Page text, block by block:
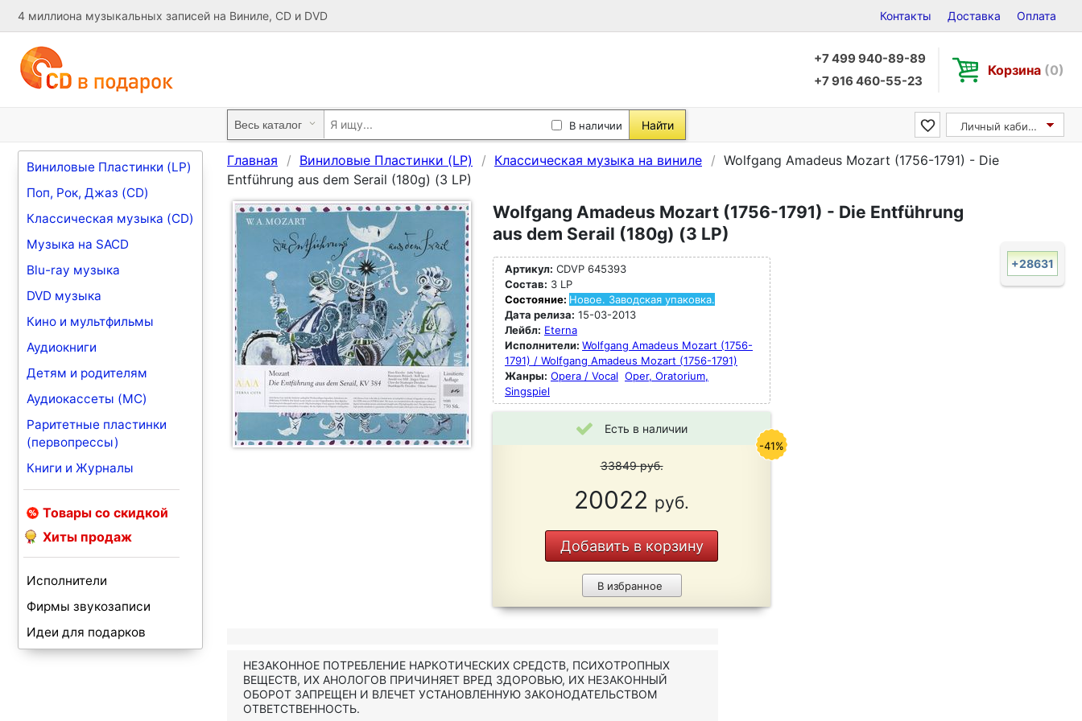
4 миллиона музыкальных записей на Виниле, CD и DVD Контакты Доставка Оплата
+7 499 940-89-89
+7 916 460-55-23
Корзина (0)
В наличии Найти Личный кабинет
Виниловые Пластинки (LP)
Поп, Рок, Джаз (CD)
Классическая музыка (CD)
Музыка на SACD
Blu-ray музыка
DVD музыка
Кино и мультфильмы
Аудиокниги
Детям и родителям
Аудиокассеты (MC)
Раритетные пластинки
(первопрессы)
Книги и Журналы
Товары со скидкой
Хиты продаж
Исполнители
Фирмы звукозаписи
Идеи для подарков
Главная Виниловые Пластинки (LP) Классическая музыка на виниле
Wolfgang Amadeus Mozart (1756-1791) - Die
Entführung aus dem Serail (180g) (3 LP)
Wolfgang Amadeus Mozart (1756-1791) - Die Entführung
aus dem Serail (180g) (3 LP)
Артикул: CDVP 645393
Состав: 3 LP
Состояние: Новое. Заводская упаковка.
Дата релиза: 15-03-2013
Лейбл: Eterna
Исполнители: Wolfgang Amadeus Mozart (1756-
1791) / Wolfgang Amadeus Mozart (1756-1791)
Жанры: Opera / Vocal Oper, Oratorium,
Singspiel
Есть в наличии
33849руб.
20022 руб.
Добавить в корзину
В избранное
-41%
+28631
НЕЗАКОННОЕ ПОТРЕБЛЕНИЕ НАРКОТИЧЕСКИХ СРЕДСТВ, ПСИХОТРОПНЫХ
ВЕЩЕСТВ, ИХ АНОЛОГОВ ПРИЧИНЯЕТ ВРЕД ЗДОРОВЬЮ, ИХ НЕЗАКОННЫЙ
ОБОРОТ ЗАПРЕЩЕН И ВЛЕЧЕТ УСТАНОВЛЕННУЮ ЗАКОНОДАТЕЛЬСТВОМ
ОТВЕТСТВЕННОСТЬ.